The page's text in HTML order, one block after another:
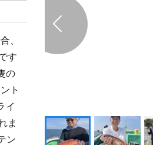
、
す
の
ト
イ
ま
ン